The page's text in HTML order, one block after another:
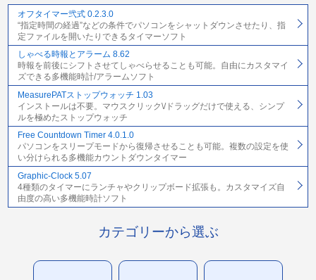
オフタイマー弐式 0.2.3.0
“指定時間の経過”などの条件でパソコンをシャットダウンさせたり、指
定ファイルを開いたりできるタイマーソフト
しゃべる時報とアラーム 8.62
時報を前後にシフトさせてしゃべらせることも可能。自由にカスタマイ
ズできる多機能時計/アラームソフト
MeasurePATストップウォッチ 1.03
インストールは不要。マウスクリック\/ドラッグだけで使える、シンプ
ルを極めたストップウォッチ
Free Countdown Timer 4.0.1.0
パソコンをスリープモードから復帰させることも可能。複数の設定を使
い分けられる多機能カウントダウンタイマー
Graphic-Clock 5.07
4種類のタイマーにランチャやクリップボード拡張も。カスタマイズ自
由度の高い多機能時計ソフト
カテゴリーから選ぶ